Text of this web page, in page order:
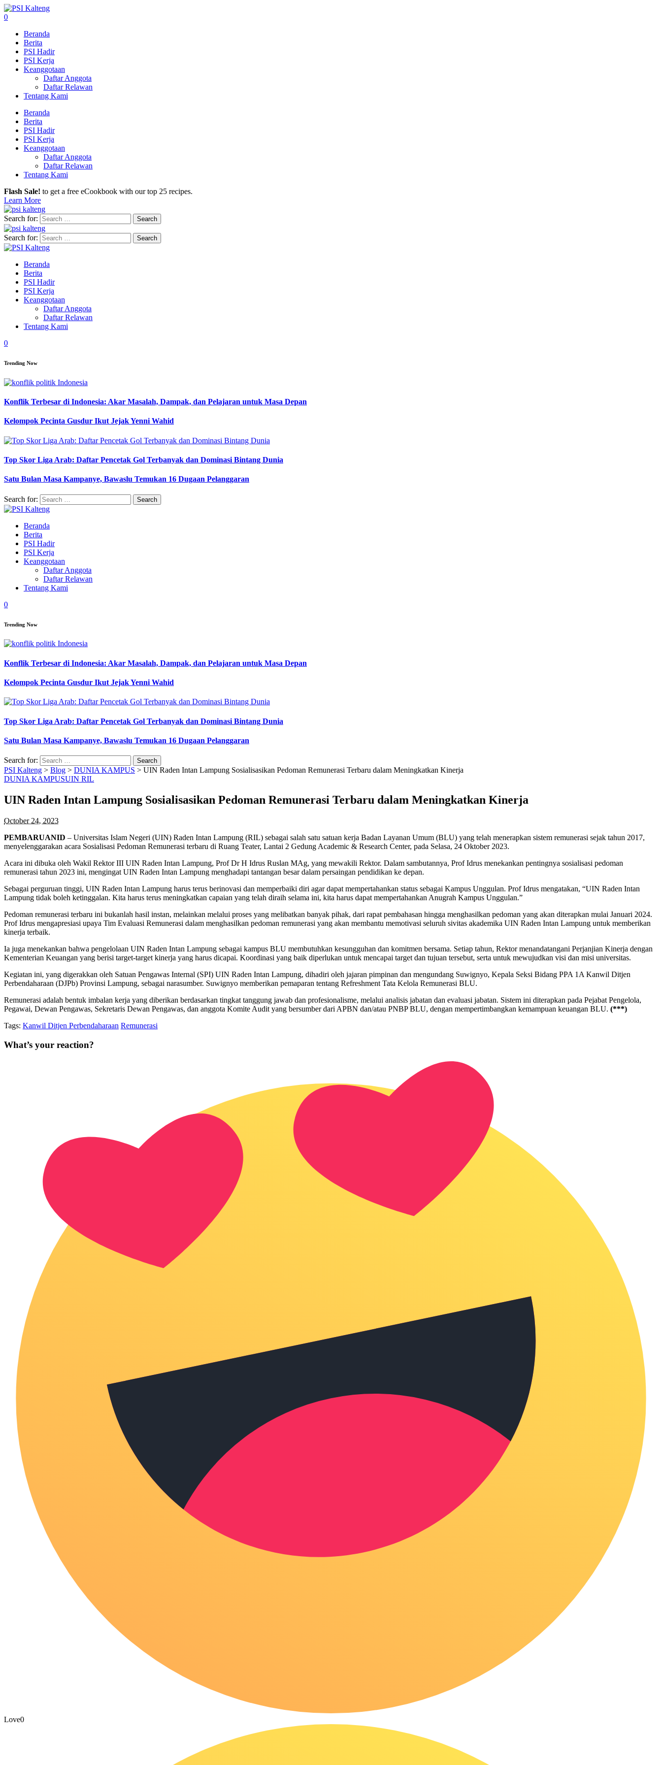
0
Beranda
Berita
PSI Hadir
PSI Kerja
Keanggotaan
Daftar Anggota
Daftar Relawan
Tentang Kami
Beranda
Berita
PSI Hadir
PSI Kerja
Keanggotaan
Daftar Anggota
Daftar Relawan
Tentang Kami
Flash Sale! to get a free eCookbook with our top 25 recipes.
Learn More
Search for:
Search for:
Beranda
Berita
PSI Hadir
PSI Kerja
Keanggotaan
Daftar Anggota
Daftar Relawan
Tentang Kami
0
Trending Now
Konflik Terbesar di Indonesia: Akar Masalah, Dampak, dan Pelajaran untuk Masa Depan
Kelompok Pecinta Gusdur Ikut Jejak Yenni Wahid
Top Skor Liga Arab: Daftar Pencetak Gol Terbanyak dan Dominasi Bintang Dunia
Satu Bulan Masa Kampanye, Bawaslu Temukan 16 Dugaan Pelanggaran
Search for:
Beranda
Berita
PSI Hadir
PSI Kerja
Keanggotaan
Daftar Anggota
Daftar Relawan
Tentang Kami
0
Trending Now
Konflik Terbesar di Indonesia: Akar Masalah, Dampak, dan Pelajaran untuk Masa Depan
Kelompok Pecinta Gusdur Ikut Jejak Yenni Wahid
Top Skor Liga Arab: Daftar Pencetak Gol Terbanyak dan Dominasi Bintang Dunia
Satu Bulan Masa Kampanye, Bawaslu Temukan 16 Dugaan Pelanggaran
Search for:
PSI Kalteng > Blog > DUNIA KAMPUS > UIN Raden Intan Lampung Sosialisasikan Pedoman Remunerasi Terbaru dalam Meningkatkan Kinerja
DUNIA KAMPUSUIN RIL
UIN Raden Intan Lampung Sosialisasikan Pedoman Remunerasi Terbaru dalam Meningkatkan Kinerja
October 24, 2023
PEMBARUANID – Universitas Islam Negeri (UIN) Raden Intan Lampung (RIL) sebagai salah satu satuan kerja Badan Layanan Umum (BLU) yang telah menerapkan sistem remunerasi sejak tahun 2017,
menyelenggarakan acara Sosialisasi Pedoman Remunerasi terbaru di Ruang Teater, Lantai 2 Gedung Academic & Research Center, pada Selasa, 24 Oktober 2023.
Acara ini dibuka oleh Wakil Rektor III UIN Raden Intan Lampung, Prof Dr H Idrus Ruslan MAg, yang mewakili Rektor. Dalam sambutannya, Prof Idrus menekankan pentingnya sosialisasi pedoman
remunerasi tahun 2023 ini, mengingat UIN Raden Intan Lampung menghadapi tantangan besar dalam persaingan pendidikan ke depan.
Sebagai perguruan tinggi, UIN Raden Intan Lampung harus terus berinovasi dan memperbaiki diri agar dapat mempertahankan status sebagai Kampus Unggulan. Prof Idrus mengatakan, “UIN Raden Intan
Lampung tidak boleh ketinggalan. Kita harus terus meningkatkan capaian yang telah diraih selama ini, kita harus dapat mempertahankan Anugrah Kampus Unggulan.”
Pedoman remunerasi terbaru ini bukanlah hasil instan, melainkan melalui proses yang melibatkan banyak pihak, dari rapat pembahasan hingga menghasilkan pedoman yang akan diterapkan mulai Januari 2024.
Prof Idrus mengapresiasi upaya Tim Evaluasi Remunerasi dalam menghasilkan pedoman remunerasi yang akan membantu memotivasi seluruh sivitas akademika UIN Raden Intan Lampung untuk memberikan
kinerja terbaik.
Ia juga menekankan bahwa pengelolaan UIN Raden Intan Lampung sebagai kampus BLU membutuhkan kesungguhan dan komitmen bersama. Setiap tahun, Rektor menandatangani Perjanjian Kinerja dengan
Kementerian Keuangan yang berisi target-target kinerja yang harus dicapai. Koordinasi yang baik diperlukan untuk mencapai target dan tujuan tersebut, serta untuk mewujudkan visi dan misi universitas.
Kegiatan ini, yang digerakkan oleh Satuan Pengawas Internal (SPI) UIN Raden Intan Lampung, dihadiri oleh jajaran pimpinan dan mengundang Suwignyo, Kepala Seksi Bidang PPA 1A Kanwil Ditjen
Perbendaharaan (DJPb) Provinsi Lampung, sebagai narasumber. Suwignyo memberikan pemaparan tentang Refreshment Tata Kelola Remunerasi BLU.
Remunerasi adalah bentuk imbalan kerja yang diberikan berdasarkan tingkat tanggung jawab dan profesionalisme, melalui analisis jabatan dan evaluasi jabatan. Sistem ini diterapkan pada Pejabat Pengelola,
Pegawai, Dewan Pengawas, Sekretaris Dewan Pengawas, dan anggota Komite Audit yang bersumber dari APBN dan/atau PNBP BLU, dengan mempertimbangkan kemampuan keuangan BLU. (***)
Tags: Kanwil Ditjen Perbendaharaan Remunerasi
What’s your reaction?
Love0